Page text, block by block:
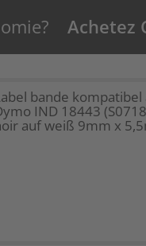
Achetez
bande kompatibel
IND 18443
auf weiß 9mm x